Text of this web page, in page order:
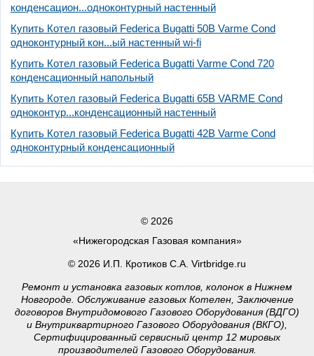
конденсацион...одноконтурный настенный
Купить Котел газовый Federica Bugatti 50В Varme Cond
одноконтурный кон...ый настенный wi-fi
Купить Котел газовый Federica Bugatti Varme Cond 720
конденсационный напольный
Купить Котел газовый Federica Bugatti 65В VARME Cond
одноконтур...конденсационный настенный
Купить Котел газовый Federica Bugatti 42В Varme Cond
одноконтурный конденсационный
© 2026
«Нижегородская Газовая компания»
© 2026 И.П. Кротиков С.А. Virtbridge.ru
Ремонт и установка газовых котлов, колонок в Нижнем
Новгороде. Обслуживание газовых Котелен, Заключение
договоров Внутридомового Газового Оборудования (ВДГО)
и Внутриквартирного Газового Оборудования (ВКГО),
Сертифицированный сервисный центр 12 мировых
производителей Газового Оборудования.